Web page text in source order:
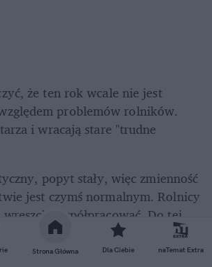
Strona Główna Dla Ciebie naTemat Extra
że ten rok wcale nie jest
problemów rolników.
i wracają stare "trudne
popyt stały, więc zmienność
jest czymś normalnym. Rolnicy
wreszcie współpracować. Do tej
dotacje w zakup sprzętu,
ważne. Nie inwestowali jednak